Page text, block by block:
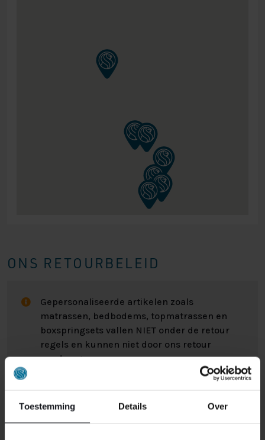
Toestemming Details Over
ONS RETOURBELEID
Gepersonaliseerde artikelen zoals
matrassen, bedbodems, topmatrassen en
boxspringsets vallen NIET onder de retour
regels en kunnen niet door ons retour
worden genomen.
retour wilt sturen. Wellicht omdat het product toch niet
bevalt of misschien dat er een andere reden is waarom